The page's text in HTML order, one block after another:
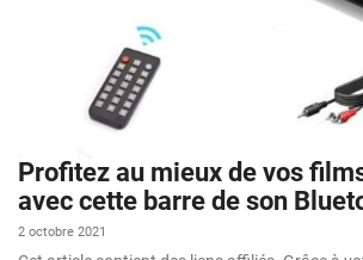
Profitez au mieux de vos
avec cette barre de son
2 octobre 2021